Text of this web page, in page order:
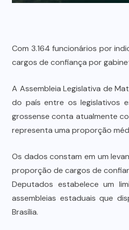
Com 3.164 funcionários por
cargos de confiança por
A Assembleia Legislativa de
do país entre os legislativos
grossense conta atualmente
representa uma proporção
Os dados constam em um
proporção de cargos de
Deputados estabelece um
assembleias estaduais que
Brasília.